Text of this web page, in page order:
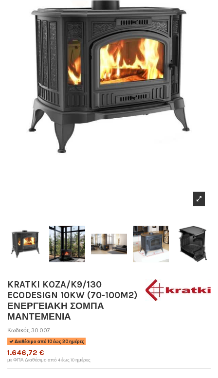
KRATKI KOZA/K9/130
ECODESIGN 10KW (70-100M2)
ΕΝΕΡΓΕΙΑΚΗ ΣΟΜΠΑ
ΜΑΝΤΕΜΕΝΙΑ
Κωδικός 30.007
Διαθέσιμο από 10 έως 30 ημέρες
1.646,72 €
με ΦΠΑΔιαθέσιμο από 4 έως 10 ημέρες